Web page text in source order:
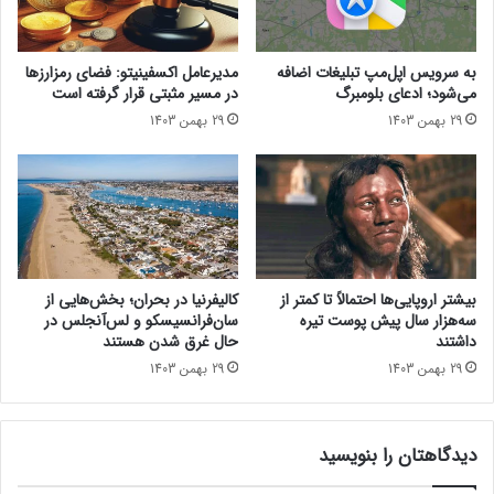
منبع : زومیت
مجله خبری lastech
ت
ا
ر
گ
و
گ
ل
پ
ل
ا
س
و
ر
ا
ت
ح
ه
ن
خ
ا
ب
»
ا
پ
ل
ر
آ
ی
و
ا
به سرویس اپل‌مپ تبلیغات اضافه
می‌شود؛ ادعای بلومبرگ
29 بهمن 1403
مدیرعامل اکسفینیتو:‌ فضای رمزارزها
در مسیر مثبتی قرار گرفته است
29 بهمن 1403
بیشتر اروپایی‌ها احتمالاً تا کمتر از
سه‌هزار سال پیش پوست تیره
داشتند
29 بهمن 1403
کالیفرنیا در بحران؛ بخش‌هایی از
سان‌فرانسیسکو و لس‌آنجلس در
حال غرق شدن هستند
29 بهمن 1403
دیدگاهتان را بنویسید